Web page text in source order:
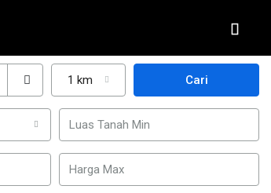
1 km Cari